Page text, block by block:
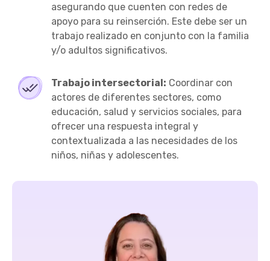
asegurando que cuenten con redes de
apoyo para su reinserción. Este debe ser un
trabajo realizado en conjunto con la familia
y/o adultos significativos.
Trabajo intersectorial: Coordinar con
actores de diferentes sectores, como
educación, salud y servicios sociales, para
ofrecer una respuesta integral y
contextualizada a las necesidades de los
niños, niñas y adolescentes.